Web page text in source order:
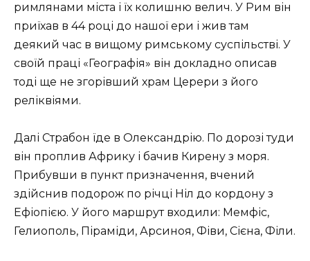
римлянами міста і їх колишню велич. У Рим він
приїхав в 44 році до нашої ери і жив там
деякий час в вищому римському суспільстві. У
своїй праці «Географія» він докладно описав
тоді ще не згорівший храм Церери з його
реліквіями.
Далі Страбон їде в Олександрію. По дорозі туди
він проплив Африку і бачив Кирену з моря.
Прибувши в пункт призначення, вчений
здійснив подорож по річці Ніл до кордону з
Ефіопією. У його маршрут входили: Мемфіс,
Гелиополь, Піраміди, Арсиноя, Фіви, Сієна, Філи.